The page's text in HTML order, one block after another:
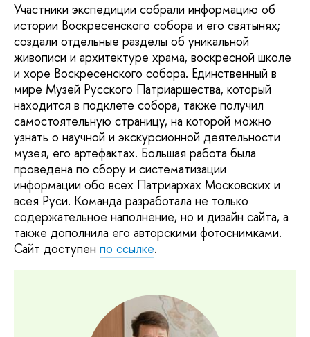
Участники экспедиции собрали информацию об
истории Воскресенского собора и его святынях;
создали отдельные разделы об уникальной
живописи и архитектуре храма, воскресной школе
и хоре Воскресенского собора. Единственный в
мире Музей Русского Патриаршества, который
находится в подклете собора, также получил
самостоятельную страницу, на которой можно
узнать о научной и экскурсионной деятельности
музея, его артефактах. Большая работа была
проведена по сбору и систематизации
информации обо всех Патриархах Московских и
всея Руси. Команда разработала не только
содержательное наполнение, но и дизайн сайта, а
также дополнила его авторскими фотоснимками.
Сайт доступен по ссылке.